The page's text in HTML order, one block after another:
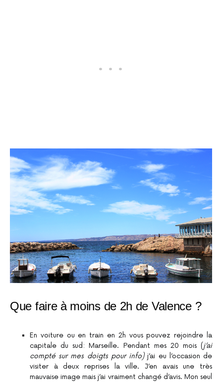
Que faire à moins de 2h de Valence ?
En voiture ou en train en 2h vous pouvez rejoindre la
capitale du sud: Marseille. Pendant mes 20 mois (j’ai
compté sur mes doigts pour info)j’ai eu l’occasion de
visiter à deux reprises la ville. J’en avais une très
mauvaise image mais j’ai vraiment changé d’avis. Mon seul